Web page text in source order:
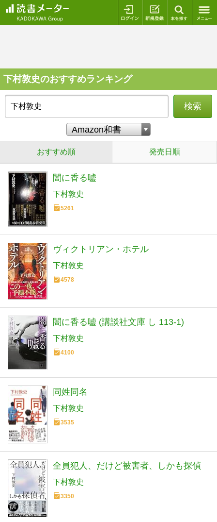
ログイン 新規登録
下村敦史のおすすめランキング
検索
おすすめ順 発売日順
闇に香る嘘
下村敦史
5261
ヴィクトリアン・ホテル
下村敦史
4578
闇に香る嘘 (講談社文庫 し 113-1)
下村敦史
4100
同姓同名
下村敦史
3535
全員犯人、だけど被害者、しかも探偵
下村敦史
3350